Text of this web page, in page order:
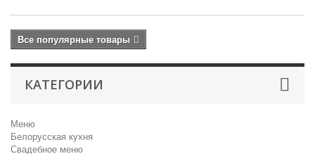
Все популярные товары
КАТЕГОРИИ
Меню
Белорусская кухня
Свадебное меню